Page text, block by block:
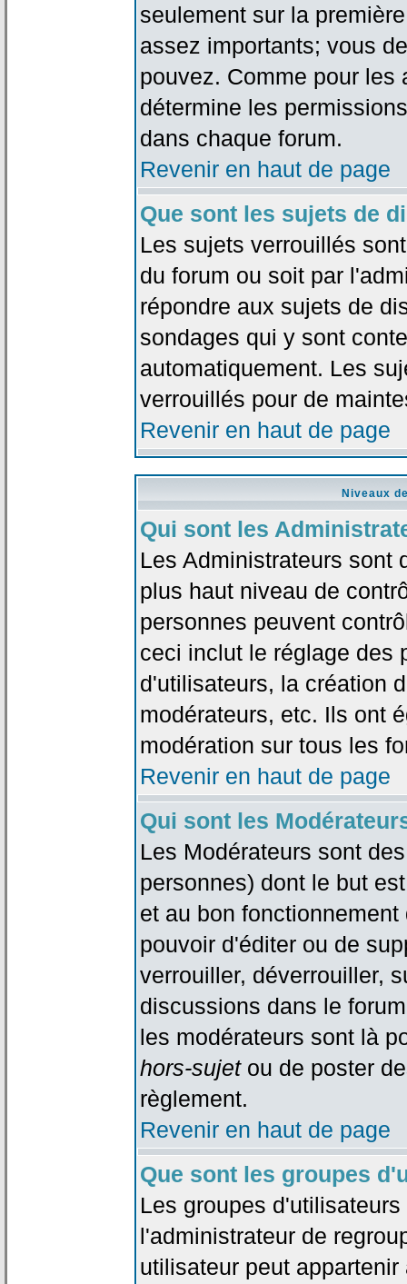
seulement sur la
assez importants; vous
pouvez. Comme pour les
détermine les
dans chaque forum.
Revenir en haut de page
Que sont les sujets de
Les sujets verrouillés
du forum ou soit par
répondre aux sujets de
sondages qui y sont
automatiquement. Les
verrouillés pour de
Revenir en haut de page
Niveaux
Qui sont les
Les Administrateurs sont
plus haut niveau de
personnes peuvent
ceci inclut le réglage des
d'utilisateurs, la création
modérateurs, etc. Ils ont
modération sur tous les
Revenir en haut de page
Qui sont les
Les Modérateurs sont
personnes) dont le but
et au bon
pouvoir d'éditer ou de
verrouiller, déverrouiller,
discussions dans le
les modérateurs sont là
hors-sujetou de poster
règlement.
Revenir en haut de page
Que sont les groupes
Les groupes
l'administrateur de
utilisateur peut